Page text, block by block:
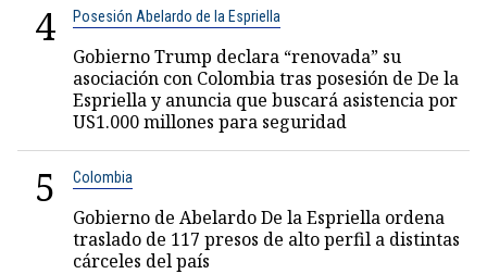
4 Posesión Abelardo de la Espriella
Gobierno Trump declara “renovada” su
asociación con Colombia tras posesión de De la
Espriella y anuncia que buscará asistencia por
US1.000 millones para seguridad
5 Colombia
Gobierno de Abelardo De la Espriella ordena
traslado de 117 presos de alto perfil a distintas
cárceles del país